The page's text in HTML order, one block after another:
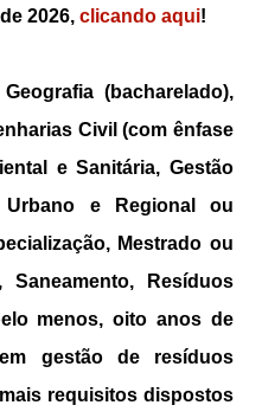
2026, clicando aqui!
(bacharelado),
Civil (com ênfase
e Sanitária, Gestão
Urbano e Regional ou
Mestrado ou
Saneamento, Resíduos
menos, oito anos de
gestão de resíduos
requisitos dispostos